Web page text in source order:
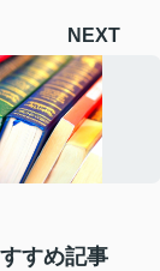
NEXT
すめ記事